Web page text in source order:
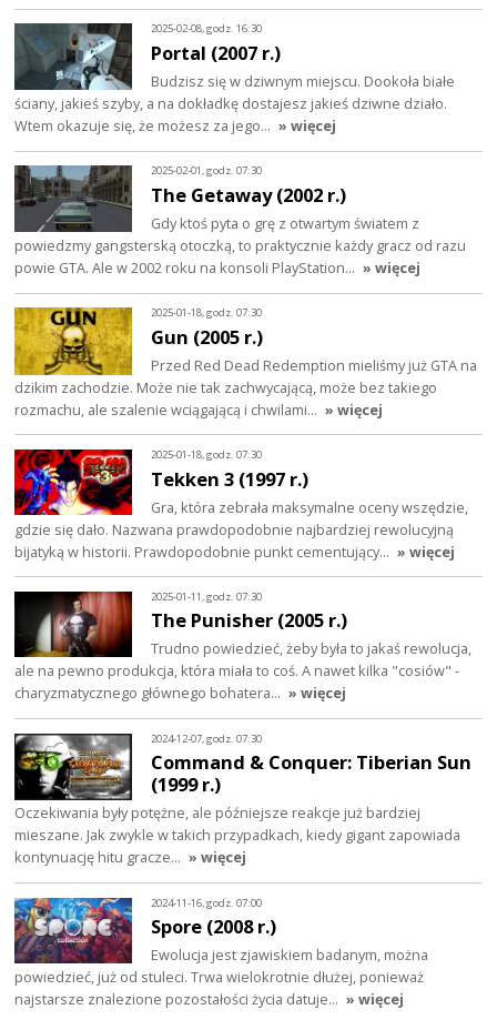
2025-02-08, godz. 16:30
Portal (2007 r.)
Budzisz się w dziwnym miejscu. Dookoła białe
ściany, jakieś szyby, a na dokładkę dostajesz jakieś dziwne działo.
Wtem okazuje się, że możesz za jego… » więcej
2025-02-01, godz. 07:30
The Getaway (2002 r.)
Gdy ktoś pyta o grę z otwartym światem z
powiedzmy gangsterską otoczką, to praktycznie każdy gracz od razu
powie GTA. Ale w 2002 roku na konsoli PlayStation… » więcej
2025-01-18, godz. 07:30
Gun (2005 r.)
Przed Red Dead Redemption mieliśmy już GTA na
dzikim zachodzie. Może nie tak zachwycającą, może bez takiego
rozmachu, ale szalenie wciągającą i chwilami… » więcej
2025-01-18, godz. 07:30
Tekken 3 (1997 r.)
Gra, która zebrała maksymalne oceny wszędzie,
gdzie się dało. Nazwana prawdopodobnie najbardziej rewolucyjną
bijatyką w historii. Prawdopodobnie punkt cementujący… » więcej
2025-01-11, godz. 07:30
The Punisher (2005 r.)
Trudno powiedzieć, żeby była to jakaś rewolucja,
ale na pewno produkcja, która miała to coś. A nawet kilka "cosiów" -
charyzmatycznego głównego bohatera… » więcej
2024-12-07, godz. 07:30
Command & Conquer: Tiberian Sun
(1999 r.)
Oczekiwania były potężne, ale późniejsze reakcje już bardziej
mieszane. Jak zwykle w takich przypadkach, kiedy gigant zapowiada
kontynuację hitu gracze… » więcej
2024-11-16, godz. 07:00
Spore (2008 r.)
Ewolucja jest zjawiskiem badanym, można
powiedzieć, już od stuleci. Trwa wielokrotnie dłużej, ponieważ
najstarsze znalezione pozostałości życia datuje… » więcej